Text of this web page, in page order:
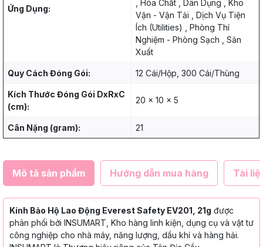
Ứng Dụng:
, Hóa Chất , Dân Dụng , Kho
Vận - Vận Tải , Dịch Vụ Tiện
Ích (Utilities) , Phòng Thí
Nghiệm - Phòng Sạch , Sản
Xuất
Quy Cách Đóng Gói: 12 Cái/Hộp, 300 Cái/Thùng
Kích Thước Đóng Gói DxRxC
(cm):
20 x 10 x 5
Cân Nặng (gram): 21
Mô tả sản phẩm Hướng dẫn mua hàng Tài
Kính Bảo Hộ Lao Động Everest Safety EV201, 21g được
phân phối bởi INSUMART, Kho hàng linh kiện, dụng cụ và vật tư
công nghiệp cho nhà máy, năng lượng, dầu khí và hàng hải.